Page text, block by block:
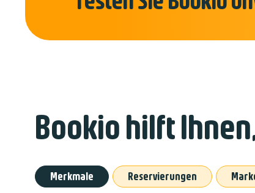
Bookio hilft
Merkmale Reservierungen